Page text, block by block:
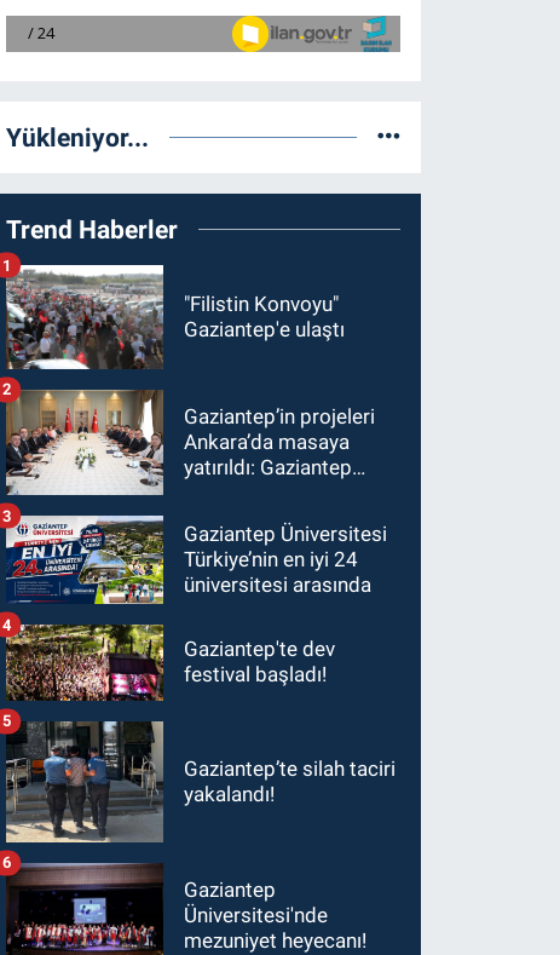
Yükleniyor...
Trend Haberler
"Filistin Konvoyu"
Gaziantep'e ulaştı
1
Gaziantep’in projeleri
Ankara’da masaya
yatırıldı: Gaziantep
Şimşek’e ziyaret!
2
Gaziantep Üniversitesi
Türkiye’nin en iyi 24
üniversitesi arasında
3
Gaziantep'te dev
festival başladı!
4
Gaziantep’te silah taciri
yakalandı!
5
Gaziantep
Üniversitesi'nde
mezuniyet heyecanı!
6